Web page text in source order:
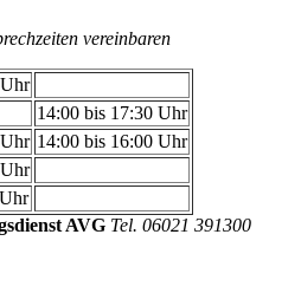
vereinbaren
14:00 bis 17:30 Uhr
14:00 bis 16:00 Uhr
AVG Tel. 06021 391300